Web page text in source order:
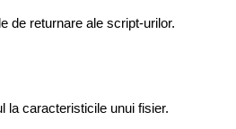
de returnare ale script-urilor.
la caracteristicile unui fisier.